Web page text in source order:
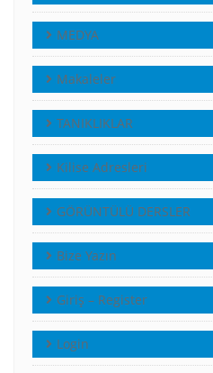
MEDYA
Makaleler
TANIKLIKLAR
Kilise Adresleri
GÖRÜNTÜLÜ DERSLER
Bize Yazın
Giriş – Register
Login